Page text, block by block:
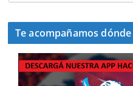
Te acompañamos